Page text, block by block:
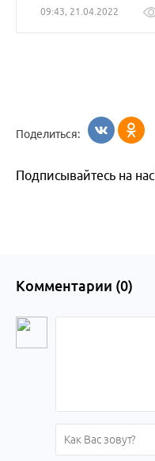
09:43, 21.04.2022
Поделиться:
Подписывайтесь на нас
Комментарии (0)